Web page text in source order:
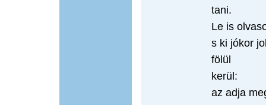
tani.
Le is
s ki jókor
fölül
kerül:
az adja